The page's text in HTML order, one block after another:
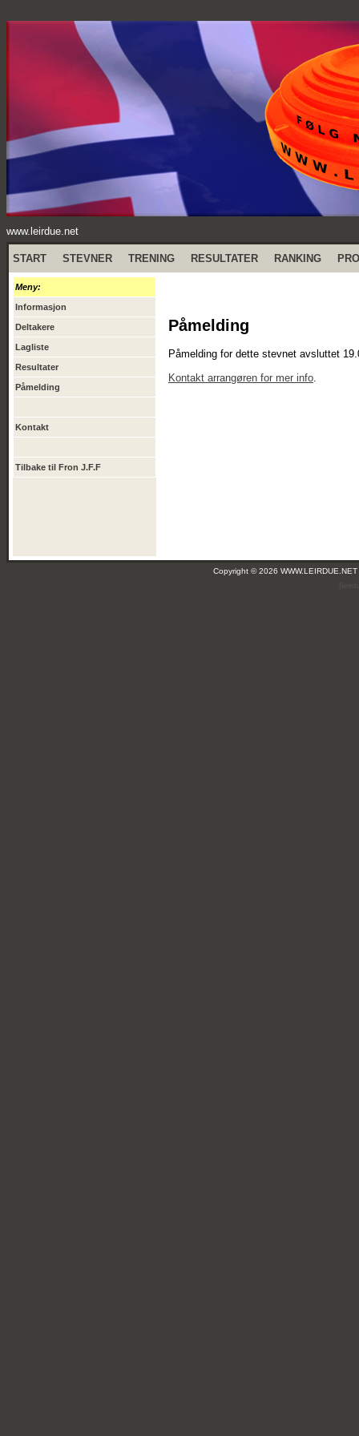
www.leirdue.net
START STEVNER TRENING RESULTATER RANKING
Meny:
Informasjon
Deltakere
Lagliste
Resultater
Påmelding
Kontakt
Tilbake til Fron J.F.F
Påmelding
Påmelding for dette stevnet avsluttet
Kontakt arrangøren for mer info.
Copyright © 2026